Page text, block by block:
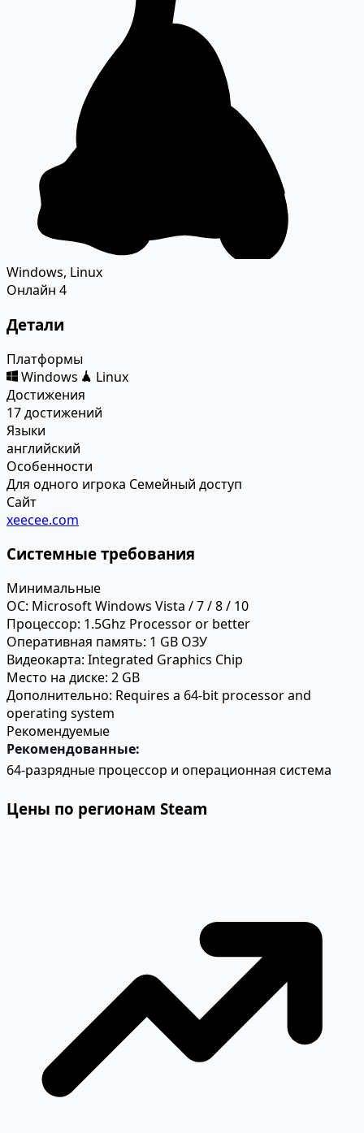
Windows, Linux
Онлайн 4
Детали
Платформы
Windows
Linux
Достижения
17 достижений
Языки
английский
Особенности
Для одного игрока Семейный доступ
Сайт
xeecee.com
Системные требования
Минимальные
ОС: Microsoft Windows Vista / 7 / 8 / 10
Процессор: 1.5Ghz Processor or better
Оперативная память: 1 GB ОЗУ
Видеокарта: Integrated Graphics Chip
Место на диске: 2 GB
Дополнительно: Requires a 64-bit processor and
operating system
Рекомендуемые
Рекомендованные:
64-разрядные процессор и операционная система
Цены по регионам Steam